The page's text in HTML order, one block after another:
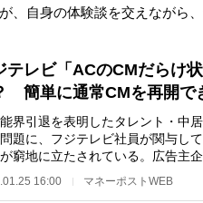
、自身の体験談を交えながら
テレビ「ACのCMだらけ
簡単に通常CMを再開で
界引退を表明したタレント・中
題に、フジテレビ社員が関与し
窮地に立たされている。広告主
16:00 マネーポストWEB